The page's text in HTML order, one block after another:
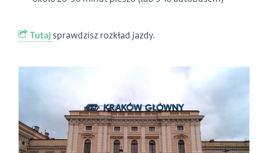
Tutaj sprawdzisz rozkład jazdy.